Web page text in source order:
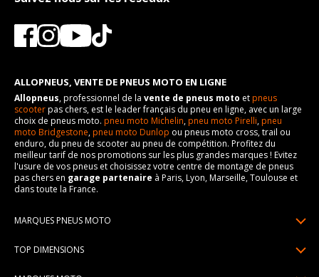
ALLOPNEUS, VENTE DE PNEUS MOTO EN LIGNE
Allopneus, professionnel de la vente de pneus moto etpneus
scooterpas chers, est le leader français du pneu en ligne, avec un large
choix de pneus moto. pneu moto Michelin,pneu moto Pirelli,pneu
moto Bridgestone,pneu moto Dunlop ou pneus moto cross, trail ou
enduro, du pneu de scooter au pneu de compétition. Profitez du
meilleur tarif de nos promotions sur les plus grandes marques ! Evitez
l'usure de vos pneus et choisissez votre centre de montage de pneus
pas chers en garage partenaire à Paris, Lyon, Marseille, Toulouse et
dans toute la France.
MARQUES PNEUS MOTO
TOP DIMENSIONS